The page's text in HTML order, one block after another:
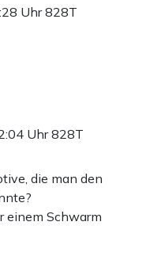
Uhr828T
Uhr828T
die man den
einem Schwarm